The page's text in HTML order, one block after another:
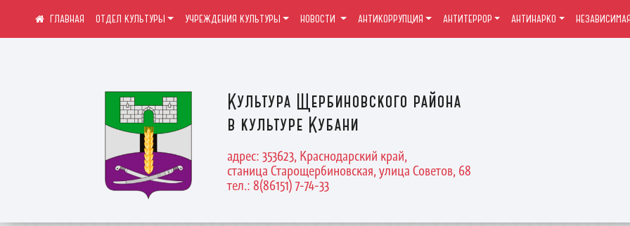
Культура Щербиновского района
в культуре Кубани
адрес: 353623, Краснодарский край,
станица Старощербиновская, улица Советов, 68
тел.: 8(86151) 7-74-33
ОТДЕЛ КУЛЬТУРЫ УЧРЕЖДЕНИЯ КУЛЬТУРЫ НОВОСТИ АНТИКОРРУПЦИЯ АНТИТЕРРОР АНТИНАРКО